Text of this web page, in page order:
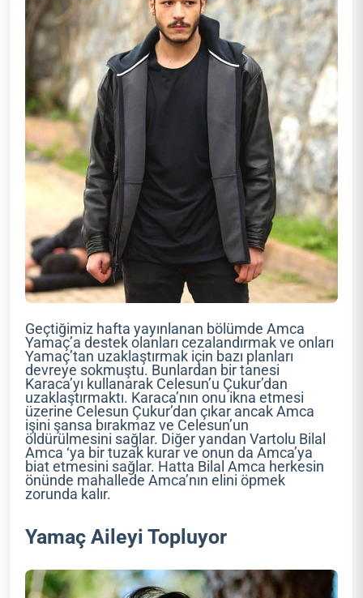
Geçtiğimiz hafta yayınlanan bölümde Amca
Yamaç’a destek olanları cezalandırmak ve onları
Yamaç’tan uzaklaştırmak için bazı planları
devreye sokmuştu. Bunlardan bir tanesi
Karaca’yı kullanarak Celesun’u Çukur’dan
uzaklaştırmaktı. Karaca’nın onu ikna etmesi
üzerine Celesun Çukur’dan çıkar ancak Amca
işini şansa bırakmaz ve Celesun’un
öldürülmesini sağlar. Diğer yandan Vartolu Bilal
Amca ‘ya bir tuzak kurar ve onun da Amca’ya
biat etmesini sağlar. Hatta Bilal Amca herkesin
önünde mahallede Amca’nın elini öpmek
zorunda kalır.
Yamaç Aileyi Topluyor